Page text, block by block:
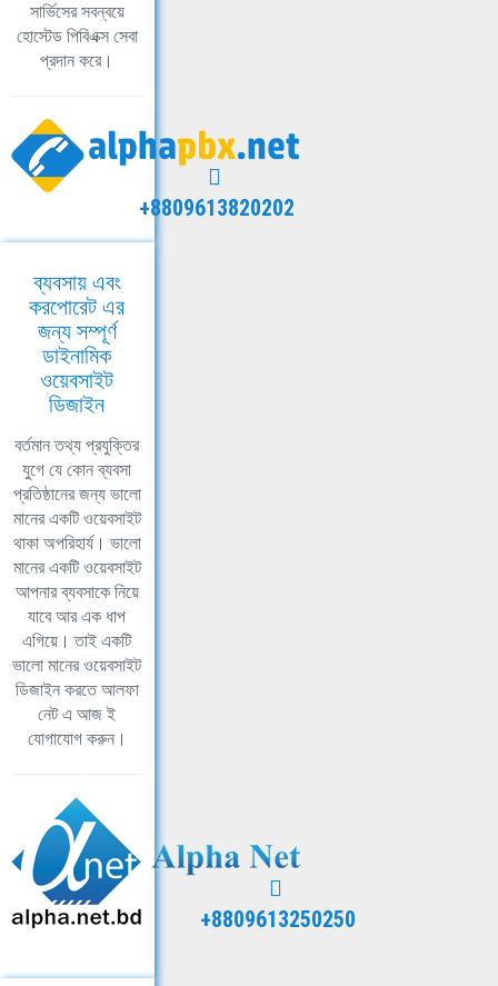
সার্ভিসের সবন্বয়ে
হোস্টেড পিবিএক্স সেবা
প্রদান করে।
+8809613820202
ব্যবসায় এবং
করপোরেট এর
জন্য সম্পূর্ণ
ডাইনামিক
ওয়েবসাইট
ডিজাইন
বর্তমান তথ্য প্রযুক্তির
যুগে যে কোন ব্যবসা
প্রতিষ্ঠানের জন্য ভালো
মানের একটি ওয়েবসাইট
থাকা অপরিহার্য। ভালো
মানের একটি ওয়েবসাইট
আপনার ব্যবসাকে নিয়ে
যাবে আর এক ধাপ
এগিয়ে। তাই একটি
ভালো মানের ওয়েবসাইট
ডিজাইন করতে আলফা
নেট এ আজ ই
যোগাযোগ করুন।
+8809613250250